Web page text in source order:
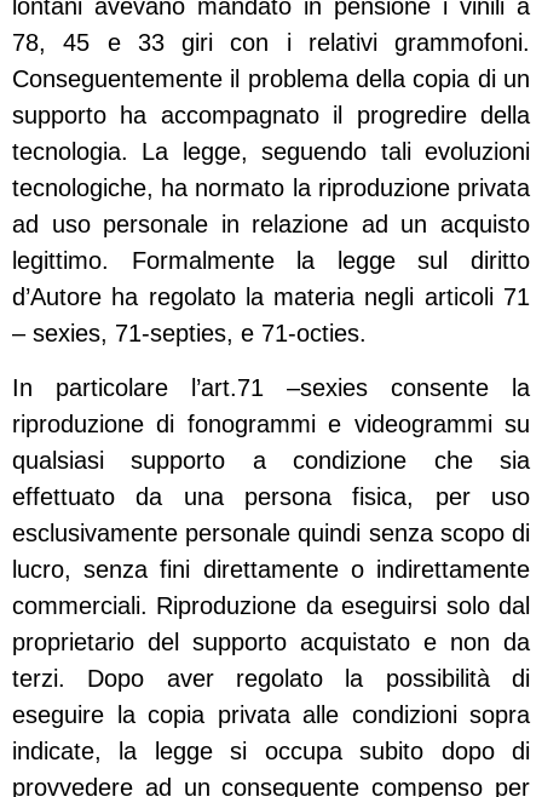
lontani avevano mandato in pensione i vinili a
78, 45 e 33 giri con i relativi grammofoni.
Conseguentemente il problema della copia di un
supporto ha accompagnato il progredire della
tecnologia. La legge, seguendo tali evoluzioni
tecnologiche, ha normato la riproduzione privata
ad uso personale in relazione ad un acquisto
legittimo. Formalmente la legge sul diritto
d’Autore ha regolato la materia negli articoli 71
– sexies, 71-septies, e 71-octies.
In particolare l’art.71 –sexies consente la
riproduzione di fonogrammi e videogrammi su
qualsiasi supporto a condizione che sia
effettuato da una persona fisica, per uso
esclusivamente personale quindi senza scopo di
lucro, senza fini direttamente o indirettamente
commerciali. Riproduzione da eseguirsi solo dal
proprietario del supporto acquistato e non da
terzi. Dopo aver regolato la possibilità di
eseguire la copia privata alle condizioni sopra
indicate, la legge si occupa subito dopo di
provvedere ad un conseguente compenso per